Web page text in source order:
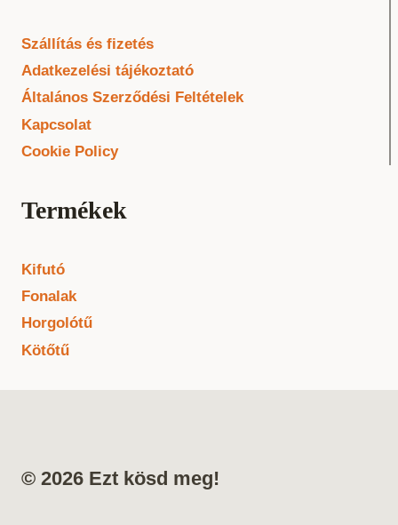
Szállítás és fizetés
Adatkezelési tájékoztató
Általános Szerződési Feltételek
Kapcsolat
Cookie Policy
Termékek
Kifutó
Fonalak
Horgolótű
Kötőtű
© 2026 Ezt kösd meg!